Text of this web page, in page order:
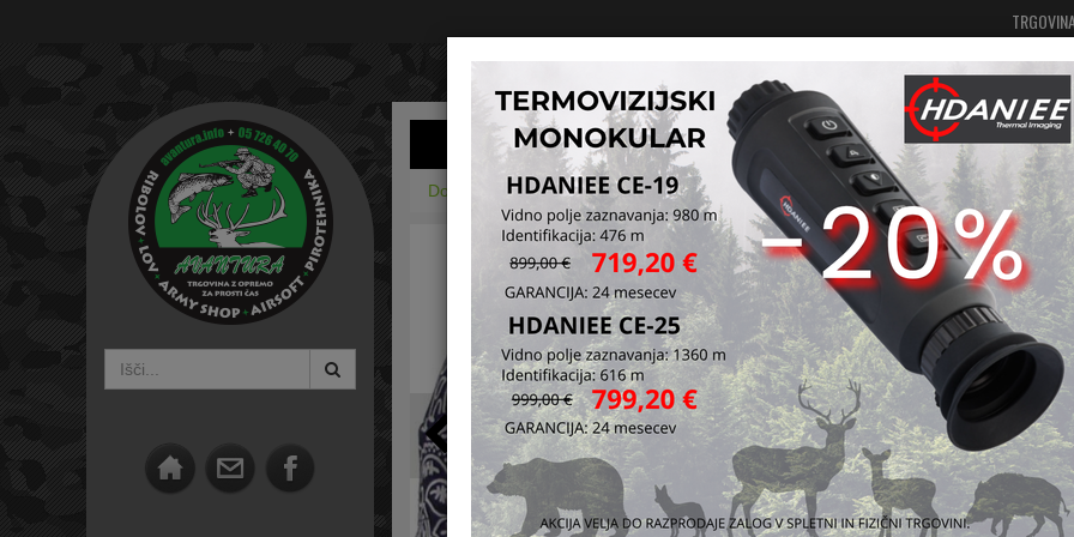
Prijavi se
Vaša košarica je še prazna
Domov Army oblačila in oprema Pokrivala Rute in bandane
Kataloška
Vprašaj za
Pošlji prijatelju
Spletna